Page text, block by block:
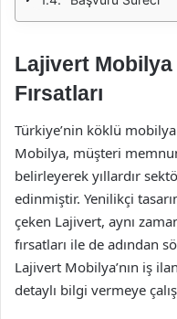
Lajivert Mobilya
Fırsatları
Türkiye’nin köklü
Mobilya, müşteri
belirleyerek yıllardır
edinmiştir. Yenilikçi
çeken Lajivert, aynı
fırsatları ile de adından
Lajivert Mobilya’nın iş
detaylı bilgi vermeye